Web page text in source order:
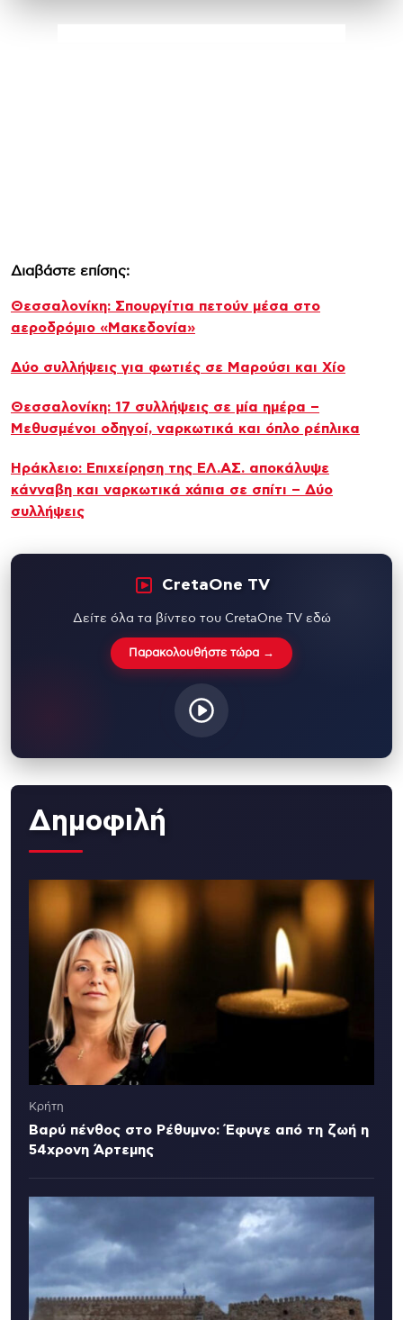
Διαβάστε επίσης:
Θεσσαλονίκη: Σπουργίτια πετούν μέσα στο
αεροδρόμιο «Μακεδονία»
Δύο συλλήψεις για φωτιές σε Μαρούσι και Χίο
Θεσσαλονίκη: 17 συλλήψεις σε μία ημέρα –
Μεθυσμένοι οδηγοί, ναρκωτικά και όπλο ρέπλικα
Ηράκλειο: Επιχείρηση της ΕΛ.ΑΣ. αποκάλυψε
κάνναβη και ναρκωτικά χάπια σε σπίτι – Δύο
συλλήψεις
CretaOne TV
Δείτε όλα τα βίντεο του CretaOne TV εδώ
Παρακολουθήστε τώρα →
Δημοφιλή
Κρήτη
Βαρύ πένθος στο Ρέθυμνο: Έφυγε από τη ζωή η
54χρονη Άρτεμης